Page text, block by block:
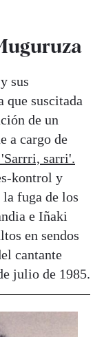
sus
que suscitada
de un
a cargo de
sarri'.
kontrol y
fuga de los
e Iñaki
en sendos
cantante
julio de 1985.